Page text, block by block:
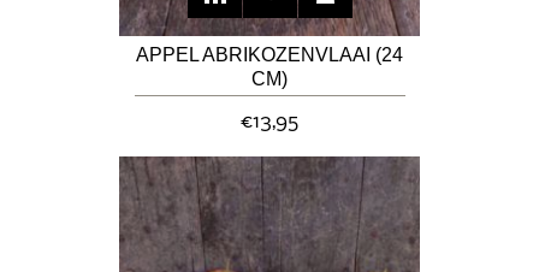
APPEL ABRIKOZENVLAAI (24
CM)
€13,95